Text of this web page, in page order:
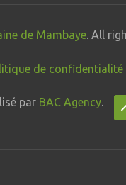
de Mambaye. All
de confidentialité
par BAC Agency.